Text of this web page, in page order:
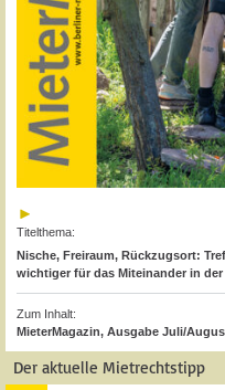
Titelthema:
Nische, Freiraum, Rückzugsort:
wichtiger für das Miteinander in der
Zum Inhalt:
MieterMagazin, Ausgabe Juli/
Der aktuelle Mietrechtstipp